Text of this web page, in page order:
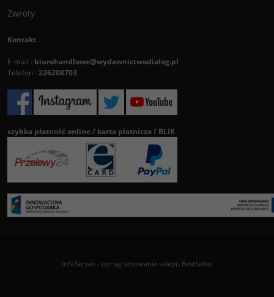
Zwroty
Kontakt
E-mail : biurohandlowe@wydawnictwodialog.pl
Telefon : 226208703
szybka płatność online / karta płatnicza / BLIK
InfoSerwis- oprogramowanie sklepu BestSeller